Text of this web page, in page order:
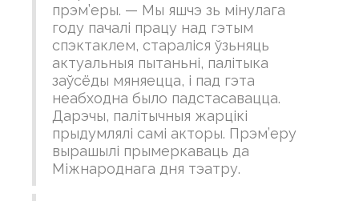
прэм’еры. — Мы яшчэ зь мінулага
году пачалі працу над гэтым
спэктаклем, стараліся ўзьняць
актуальныя пытаньні, палітыка
заўсёды мяняецца, і пад гэта
неабходна было падстасавацца.
Дарэчы, палітычныя жарцікі
прыдумлялі самі акторы. Прэм’еру
вырашылі прымеркаваць да
Міжнароднага дня тэатру.